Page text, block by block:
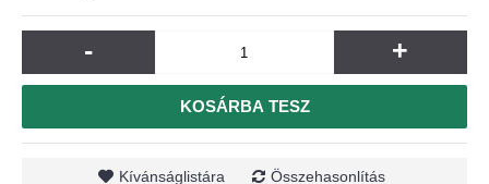
- +
KOSÁRBA TESZ
Kívánságlistára Összehasonlítás